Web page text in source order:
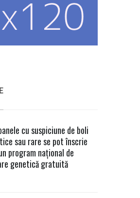
cu suspiciune de boli
sau rare se pot înscrie
program național de
genetică gratuită